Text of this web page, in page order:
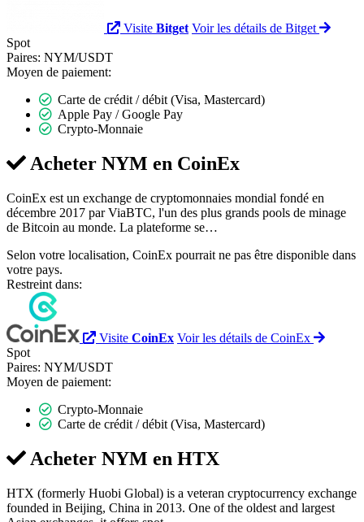
Visite Bitget Voir les détails de Bitget
Spot
Paires: NYM/USDT
Moyen de paiement:
Carte de crédit / débit (Visa, Mastercard)
Apple Pay / Google Pay
Crypto-Monnaie
Acheter NYM en CoinEx
CoinEx est un exchange de cryptomonnaies mondial fondé en
décembre 2017 par ViaBTC, l'un des plus grands pools de minage
de Bitcoin au monde. La plateforme se…
Selon votre localisation, CoinEx pourrait ne pas être disponible dans
votre pays.
Restreint dans:
Visite CoinEx Voir les détails de CoinEx
Spot
Paires: NYM/USDT
Moyen de paiement:
Crypto-Monnaie
Carte de crédit / débit (Visa, Mastercard)
Acheter NYM en HTX
HTX (formerly Huobi Global) is a veteran cryptocurrency exchange
founded in Beijing, China in 2013. One of the oldest and largest